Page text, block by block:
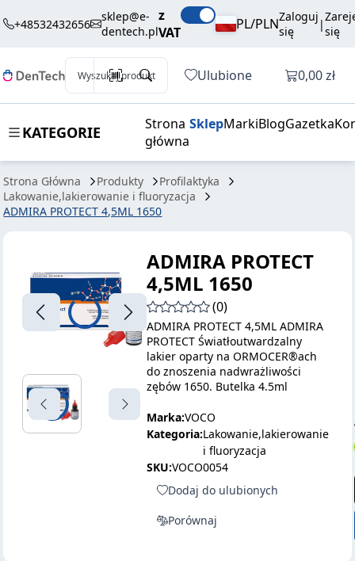
+48532432656
sklep@e-
dentech.pl
z
VAT
PL/PLNZaloguj
się
|się
Wyszukaj produkt Ulubione Otwórz
0,00 zł
KATEGORIE
Strona
główna
SklepMarkiBlogGazetka
Strona Główna Produkty
Profilaktyka
Lakowanie,lakierowanie i fluoryzacja
ADMIRA PROTECT 4,5ML 1650
PROTECT
4,5ML 1650
brutto / szt.
ADMIRA PROTECT
4,5ML 1650
(0)
ADMIRA PROTECT 4,5ML ADMIRA
PROTECT Światłoutwardzalny
lakier oparty na ORMOCER®ach
do znoszenia nadwrażliwości
zębów 1650. Butelka 4.5ml
Marka:VOCO
Kategoria:Lakowanie,lakierowanie
i fluoryzacja
SKU:VOCO0054
Dodaj do ulubionych
Porównaj